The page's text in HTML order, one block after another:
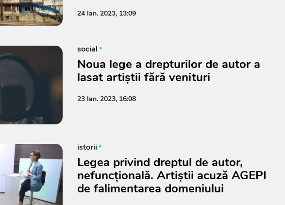
24 Ian. 2023, 13:09
social
Noua lege a drepturilor de autor a
lasat artiștii fără venituri
23 Ian. 2023, 16:08
istorii
Legea privind dreptul de autor,
nefuncțională. Artiștii acuză AGEPI
de falimentarea domeniului